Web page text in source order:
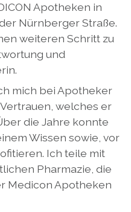
Apotheken in
Nürnberger Straße.
weiteren Schritt zu
und
mich bei Apotheker
welches er
die Jahre konnte
Wissen sowie, vor
Ich teile mit
Pharmazie, die
Medicon Apotheken